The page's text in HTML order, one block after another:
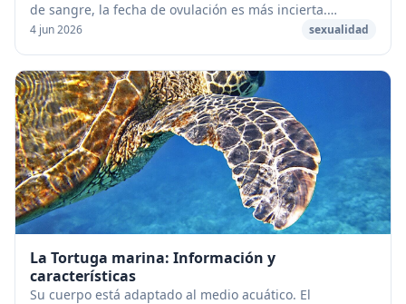
de sangre, la fecha de ovulación es más incierta.
[caption id="attachment_53295" align="aligncen...
4 jun 2026 sexualidad
La Tortuga marina: Información y
características
Su cuerpo está adaptado al medio acuático. El